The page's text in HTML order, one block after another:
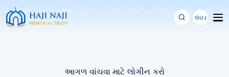
GUJ
આગળ વાંચવા માટે લોગીન કરો